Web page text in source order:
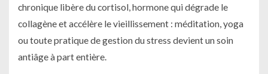
chronique libère du cortisol, hormone qui dégrade le
collagène et accélère le vieillissement : méditation, yoga
ou toute pratique de gestion du stress devient un soin
antiâge à part entière.